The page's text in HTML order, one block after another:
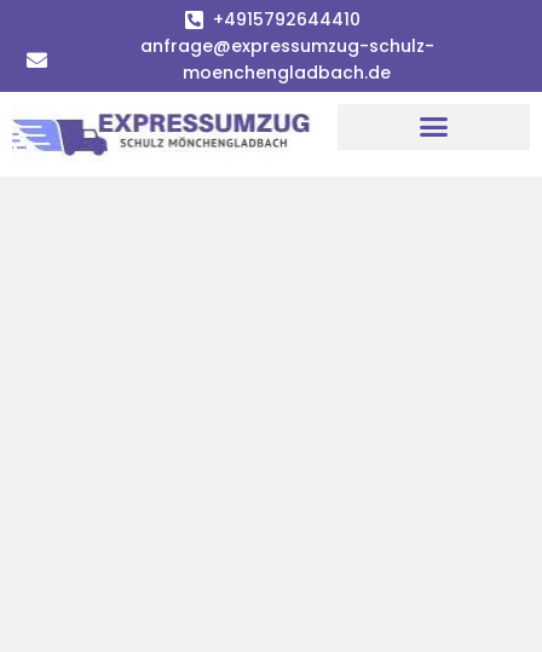
+4915792644410
anfrage@expressumzug-schulz-
moenchengladbach.de